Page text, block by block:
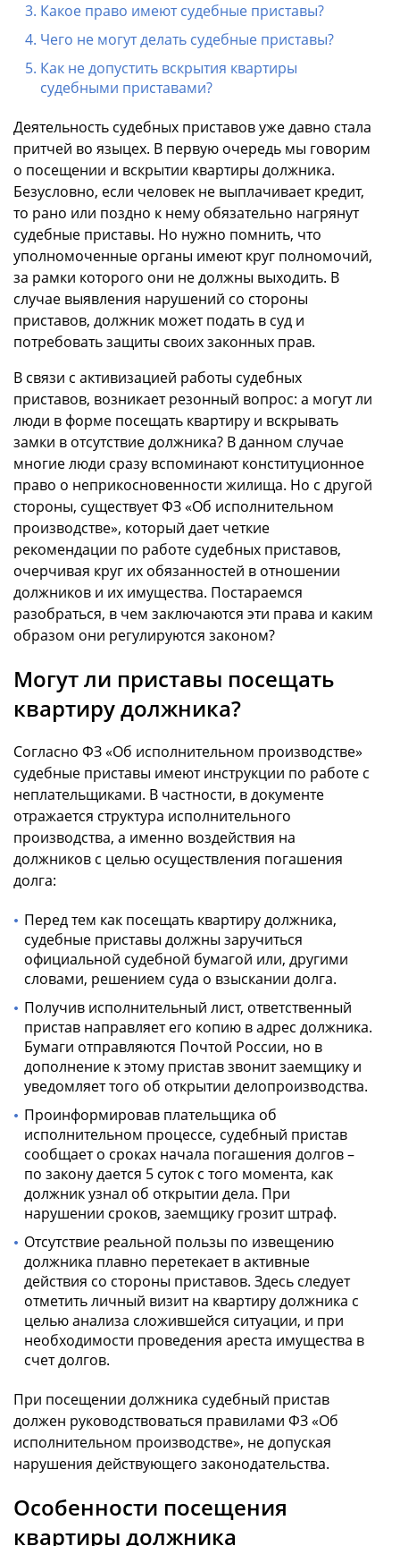
Какое право имеют судебные приставы?
Чего не могут делать судебные приставы?
Как не допустить вскрытия квартиры
судебными приставами?
Деятельность судебных приставов уже давно стала
притчей во языцех. В первую очередь мы говорим
о посещении и вскрытии квартиры должника.
Безусловно, если человек не выплачивает кредит,
то рано или поздно к нему обязательно нагрянут
судебные приставы. Но нужно помнить, что
уполномоченные органы имеют круг полномочий,
за рамки которого они не должны выходить. В
случае выявления нарушений со стороны
приставов, должник может подать в суд и
потребовать защиты своих законных прав.
В связи с активизацией работы судебных
приставов, возникает резонный вопрос: а могут ли
люди в форме посещать квартиру и вскрывать
замки в отсутствие должника? В данном случае
многие люди сразу вспоминают конституционное
право о неприкосновенности жилища. Но с другой
стороны, существует ФЗ «Об исполнительном
производстве», который дает четкие
рекомендации по работе судебных приставов,
очерчивая круг их обязанностей в отношении
должников и их имущества. Постараемся
разобраться, в чем заключаются эти права и каким
образом они регулируются законом?
Могут ли приставы посещать
квартиру должника?
Согласно ФЗ «Об исполнительном производстве»
судебные приставы имеют инструкции по работе с
неплательщиками. В частности, в документе
отражается структура исполнительного
производства, а именно воздействия на
должников с целью осуществления погашения
долга:
Перед тем как посещать квартиру должника,
судебные приставы должны заручиться
официальной судебной бумагой или, другими
словами, решением суда о взыскании долга.
Получив исполнительный лист, ответственный
пристав направляет его копию в адрес должника.
Бумаги отправляются Почтой России, но в
дополнение к этому пристав звонит заемщику и
уведомляет того об открытии делопроизводства.
Проинформировав плательщика об
исполнительном процессе, судебный пристав
сообщает о сроках начала погашения долгов –
по закону дается 5 суток с того момента, как
должник узнал об открытии дела. При
нарушении сроков, заемщику грозит штраф.
Отсутствие реальной пользы по извещению
должника плавно перетекает в активные
действия со стороны приставов. Здесь следует
отметить личный визит на квартиру должника с
целью анализа сложившейся ситуации, и при
необходимости проведения ареста имущества в
счет долгов.
При посещении должника судебный пристав
должен руководствоваться правилами ФЗ «Об
исполнительном производстве», не допуская
нарушения действующего законодательства.
Особенности посещения
квартиры должника